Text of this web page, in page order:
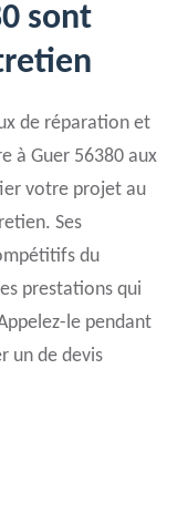
sont
de réparation et
à Guer 56380 aux
votre projet au
Ses
du
prestations qui
le pendant
un de devis